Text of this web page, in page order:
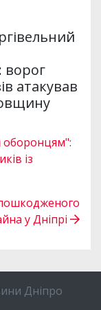
ворог
атакував
оборонцям":
із
у Дніпрі
Дніпро